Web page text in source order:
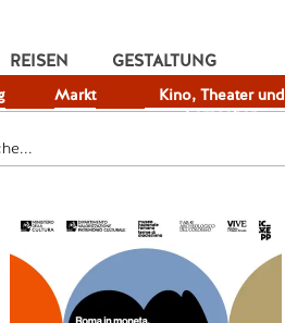
Markt
Kino, Theater und
Fernsehen
REISEN
GESTALTUNG